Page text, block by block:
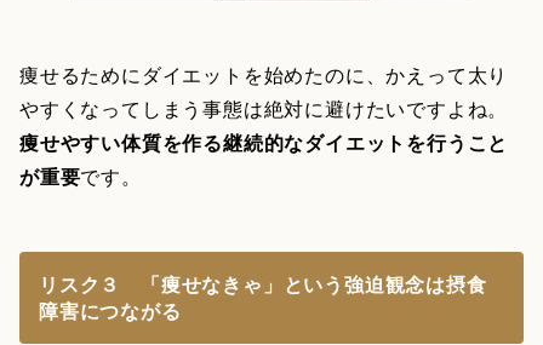
痩せるためにダイエットを始めたのに、かえって太り
やすくなってしまう事態は絶対に避けたいですよね。
痩せやすい体質を作る継続的なダイエットを行うこと
が重要です。
リスク３ 「痩せなきゃ」という強迫観念は摂食
障害につながる